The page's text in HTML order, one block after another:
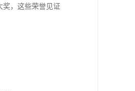
奖，这些荣誉见证